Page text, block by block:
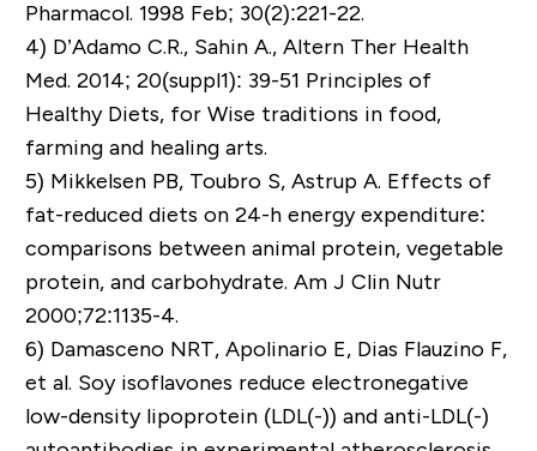
Pharmacol. 1998 Feb; 30(2):221-22.
4) D’Adamo C.R., Sahin A., Altern Ther Health
Med. 2014; 20(suppl1): 39-51 Principles of
Healthy Diets, for Wise traditions in food,
farming and healing arts.
5) Mikkelsen PB, Toubro S, Astrup A. Effects of
fat-reduced diets on 24-h energy expenditure:
comparisons between animal protein, vegetable
protein, and carbohydrate. Am J Clin Nutr
2000;72:1135-4.
6) Damasceno NRT, Apolinario E, Dias Flauzino F,
et al. Soy isoflavones reduce electronegative
low-density lipoprotein (LDL(-)) and anti-LDL(-)